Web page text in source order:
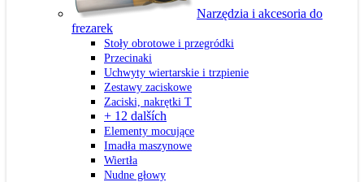
Narzędzia i akcesoria do
frezarek
Stoły obrotowe i przegródki
Przecinaki
Uchwyty wiertarskie i trzpienie
Zestawy zaciskowe
Zaciski, nakrętki T
+ 12 dalších
Elementy mocujące
Imadła maszynowe
Wiertła
Nudne głowy